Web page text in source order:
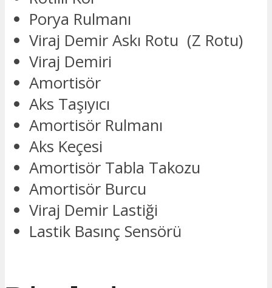
Porya Rulmanı
Viraj Demir Askı Rotu (Z Rotu)
Viraj Demiri
Amortisör
Aks Taşıyıcı
Amortisör Rulmanı
Aks Keçesi
Amortisör Tabla Takozu
Amortisör Burcu
Viraj Demir Lastiği
Lastik Basınç Sensörü